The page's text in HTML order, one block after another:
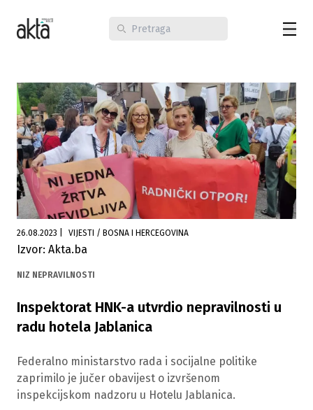
26.08.2023 VIJESTI / BOSNA I HERCEGOVINA
Izvor: Akta.ba
NIZ NEPRAVILNOSTI
Inspektorat HNK-a utvrdio nepravilnosti u
radu hotela Jablanica
Federalno ministarstvo rada i socijalne politike
zaprimilo je jučer obavijest o izvršenom
inspekcijskom nadzoru u Hotelu Jablanica.